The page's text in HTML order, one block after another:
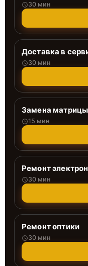
30 мин
Доставка в
30 мин
Замена матрицы
15 мин
Ремонт
30 мин
Ремонт оптики
30 мин